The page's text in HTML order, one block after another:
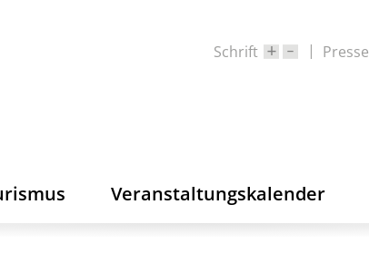
Schrift Presse
Veranstaltungskalender